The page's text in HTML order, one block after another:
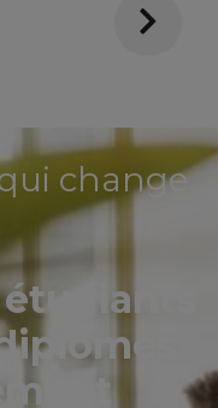
change